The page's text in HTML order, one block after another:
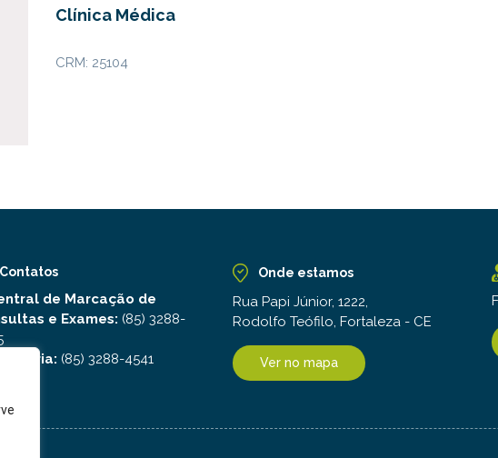
Clínica Médica
CRM: 25104
Contatos
de Marcação de
e Exames: (85) 3288-
(85) 3288-4541
Onde estamos
Rua Papi Júnior, 1222,
Rodolfo Teófilo, Fortaleza - CE
Ver no mapa